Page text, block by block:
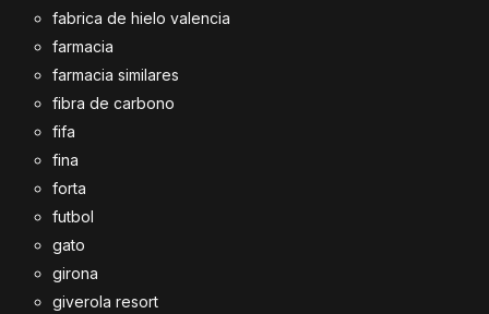
fabrica de hielo valencia
farmacia
farmacia similares
fibra de carbono
fifa
fina
forta
futbol
gato
girona
giverola resort